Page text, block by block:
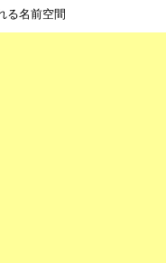
る名前空間